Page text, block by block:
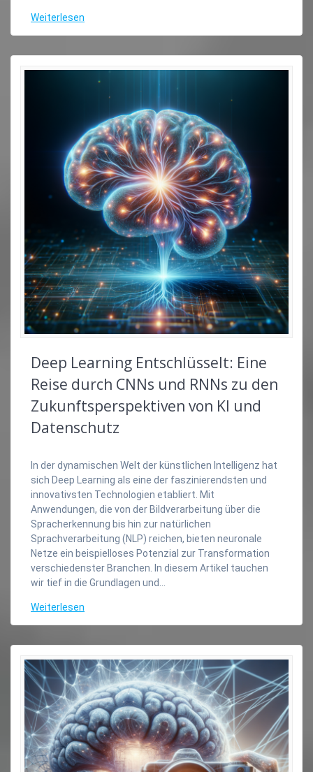
Weiterlesen
Deep Learning Entschlüsselt: Eine
Reise durch CNNs und RNNs zu den
Zukunftsperspektiven von KI und
Datenschutz
In der dynamischen Welt der künstlichen Intelligenz hat
sich Deep Learning als eine der faszinierendsten und
innovativsten Technologien etabliert. Mit
Anwendungen, die von der Bildverarbeitung über die
Spracherkennung bis hin zur natürlichen
Sprachverarbeitung (NLP) reichen, bieten neuronale
Netze ein beispielloses Potenzial zur Transformation
verschiedenster Branchen. In diesem Artikel tauchen
wir tief in die Grundlagen und…
Weiterlesen